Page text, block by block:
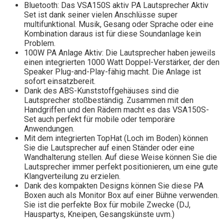
Bluetooth: Das VSA150S aktiv PA Lautsprecher Aktiv
Set ist dank seiner vielen Anschlüsse super
multifunktional. Musik, Gesang oder Sprache oder eine
Kombination daraus ist für diese Soundanlage kein
Problem.
100W PA Anlage Aktiv: Die Lautsprecher haben jeweils
einen integrierten 1000 Watt Doppel-Verstärker, der den
Speaker Plug-and-Play-fähig macht. Die Anlage ist
sofort einsatzbereit.
Dank des ABS-Kunststoffgehäuses sind die
Lautsprecher stoßbeständig. Zusammen mit den
Handgriffen und den Rädern macht es das VSA150S-
Set auch perfekt für mobile oder temporäre
Anwendungen.
Mit dem integrierten TopHat (Loch im Boden) können
Sie die Lautsprecher auf einen Ständer oder eine
Wandhalterung stellen. Auf diese Weise können Sie die
Lautsprecher immer perfekt positionieren, um eine gute
Klangverteilung zu erzielen.
Dank des kompakten Designs können Sie diese PA
Boxen auch als Monitor Box auf einer Bühne verwenden.
Sie ist die perfekte Box für mobile Zwecke (DJ,
Hauspartys, Kneipen, Gesangskünste uvm.)